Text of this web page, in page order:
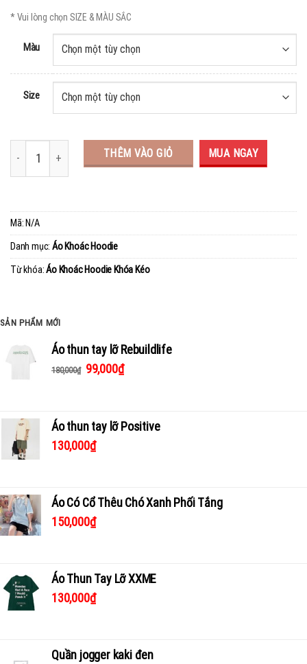
* Vui lòng chọn SIZE & MÀU SẮC
Màu
Size
THÊM VÀO GIỎ MUA NGAY
Mã: N/A
Danh mục: Áo Khoác Hoodie
Từ khóa:Áo Khoác Hoodie Khóa Kéo
SẢN PHẨM MỚI
Áo thun tay lỡ Rebuildlife
180,000₫ 99,000₫
Áo thun tay lỡ Positive
130,000₫
Áo Có Cổ Thêu Chó Xanh Phối Tắng
150,000₫
Áo Thun Tay Lỡ XXME
130,000₫
Quần jogger kaki đen